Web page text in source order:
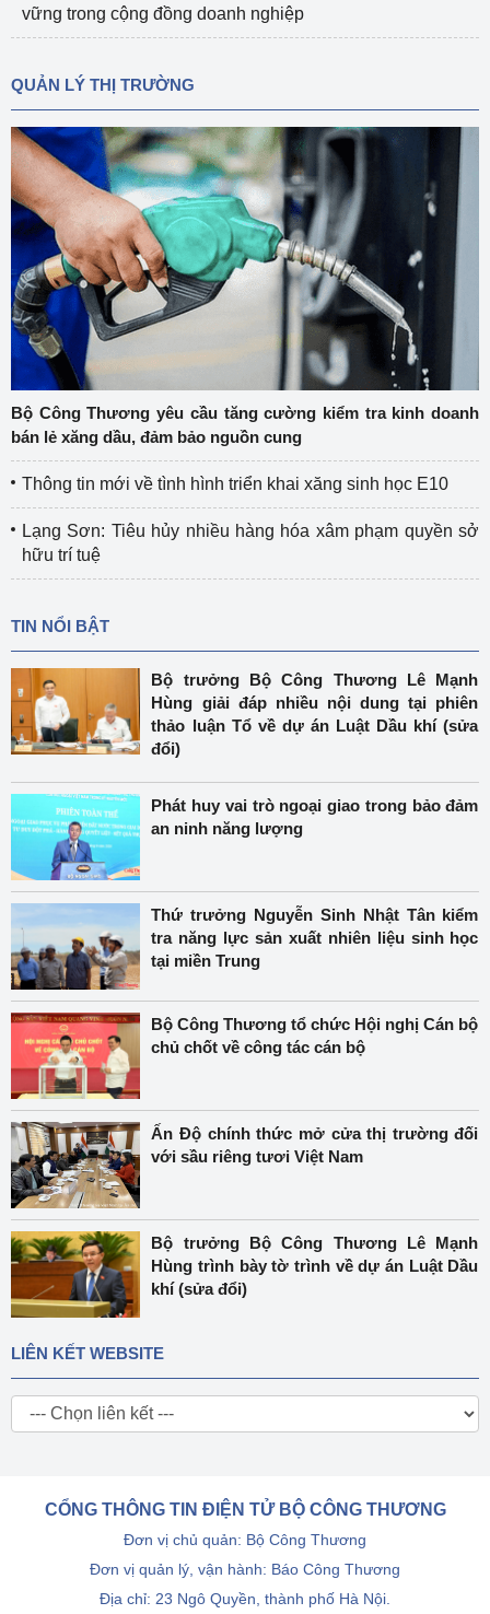
vững trong cộng đồng doanh nghiệp
QUẢN LÝ THỊ TRƯỜNG
Bộ Công Thương yêu cầu tăng cường kiểm tra kinh doanh
bán lẻ xăng dầu, đảm bảo nguồn cung
Thông tin mới về tình hình triển khai xăng sinh học E10
Lạng Sơn: Tiêu hủy nhiều hàng hóa xâm phạm quyền sở
hữu trí tuệ
TIN NỔI BẬT
Bộ trưởng Bộ Công Thương Lê Mạnh
Hùng giải đáp nhiều nội dung tại phiên
thảo luận Tổ về dự án Luật Dầu khí (sửa
đổi)
Phát huy vai trò ngoại giao trong bảo đảm
an ninh năng lượng
Thứ trưởng Nguyễn Sinh Nhật Tân kiểm
tra năng lực sản xuất nhiên liệu sinh học
tại miền Trung
Bộ Công Thương tổ chức Hội nghị Cán bộ
chủ chốt về công tác cán bộ
Ấn Độ chính thức mở cửa thị trường đối
với sầu riêng tươi Việt Nam
Bộ trưởng Bộ Công Thương Lê Mạnh
Hùng trình bày tờ trình về dự án Luật Dầu
khí (sửa đổi)
LIÊN KẾT WEBSITE
CỔNG THÔNG TIN ĐIỆN TỬ BỘ CÔNG THƯƠNG
Đơn vị chủ quản: Bộ Công Thương
Đơn vị quản lý, vận hành: Báo Công Thương
Địa chỉ: 23 Ngô Quyền, thành phố Hà Nội.